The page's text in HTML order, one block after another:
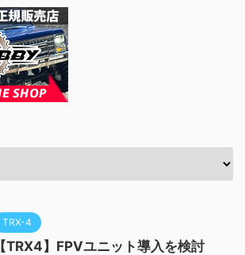
TRX-4
【TRX4】FPVユニット導入を検討